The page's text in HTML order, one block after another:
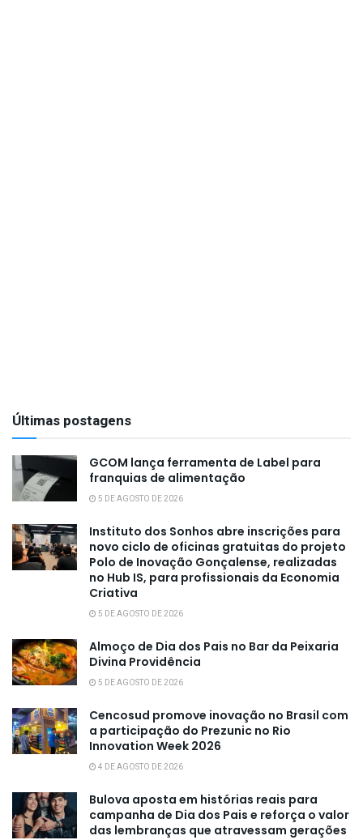
Últimas postagens
GCOM lança ferramenta de Label para
franquias de alimentação
5 DE AGOSTO DE 2026
Instituto dos Sonhos abre inscrições para
novo ciclo de oficinas gratuitas do projeto
Polo de Inovação Gonçalense, realizadas
no Hub IS, para profissionais da Economia
Criativa
5 DE AGOSTO DE 2026
Almoço de Dia dos Pais no Bar da Peixaria
Divina Providência
5 DE AGOSTO DE 2026
Cencosud promove inovação no Brasil com
a participação do Prezunic no Rio
Innovation Week 2026
4 DE AGOSTO DE 2026
Bulova aposta em histórias reais para
campanha de Dia dos Pais e reforça o valor
das lembranças que atravessam gerações